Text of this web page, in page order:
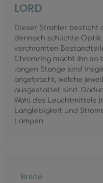
LORD
Dieser Strahler besticht
dennoch schlichte
verchromten
Chromring macht ihn so
langen Stange sind
angebracht, welche
ausgestattet sind.
Wahl des Leuchtmittels
Langlebigkeit und
Lampen.
Breite